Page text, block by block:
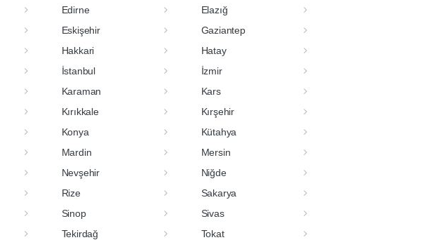
Edirne
Elazığ
Eskişehir
Gaziantep
Hakkari
Hatay
İstanbul
İzmir
Karaman
Kars
Kırıkkale
Kırşehir
Konya
Kütahya
Mardin
Mersin
Nevşehir
Niğde
Rize
Sakarya
Sinop
Sivas
Tekirdağ
Tokat